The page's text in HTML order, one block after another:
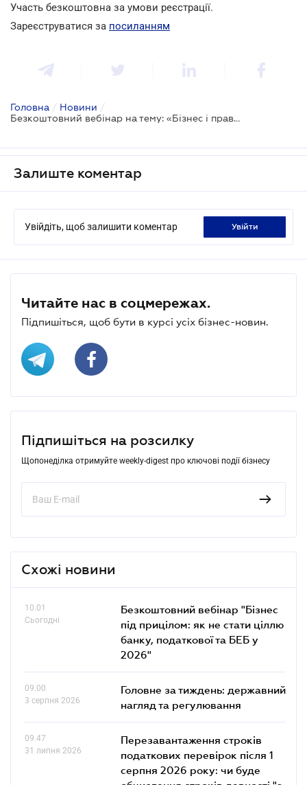
Участь безкоштовна за умови реєстрації.
Зареєструватися за посиланням
Головна / Новини /
Безкоштовний вебінар на тему: «Бізнес і правоохоронні ризики у 2026 році: сценарії, наслідки, захист»
Залиште коментар
Увійдіть, щоб залишити коментар увійти
Читайте нас в соцмережах.
Підпишіться, щоб бути в курсі усіх бізнес-новин.
Підпишіться на розсилку
Щопонеділка отримуйте weekly-digest про ключові події бізнесу
Схожі новини
10.01
Сьогодні
Безкоштовний вебінар "Бізнес
під прицілом: як не стати ціллю
банку, податкової та БЕБ у
2026"
09.00
3 серпня 2026
Головне за тиждень: державний
нагляд та регулювання
09.47
31 липня 2026
Перезавантаження строків
податкових перевірок після 1
серпня 2026 року: чи буде